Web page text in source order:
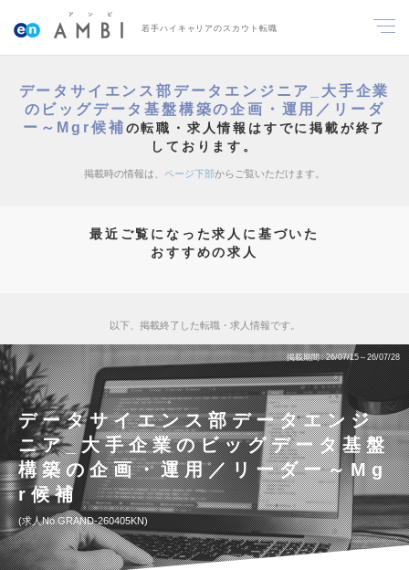
若手ハイキャリアのスカウト転職
データサイエンス部データエンジニア_大手企業
のビッグデータ基盤構築の企画・運用／リーダ
ー～Mgr候補の転職・求人情報はすでに掲載が終了
しております。
掲載時の情報は、 ページ下部からご覧いただけます。
最近ご覧になった求人に基づいた
おすすめの求人
以下、掲載終了した転職・求人情報です。
掲載期間 26/07/15～26/07/28
データサイエンス部データエンジ
ニア_大手企業のビッグデータ基盤
構築の企画・運用／リーダー～Mg
r候補
求人No.GRAND-260405KN